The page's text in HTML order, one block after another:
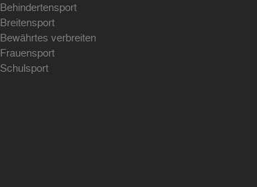
Behindertensport
Breitensport
Bewährtes verbreiten
Frauensport
Schulsport